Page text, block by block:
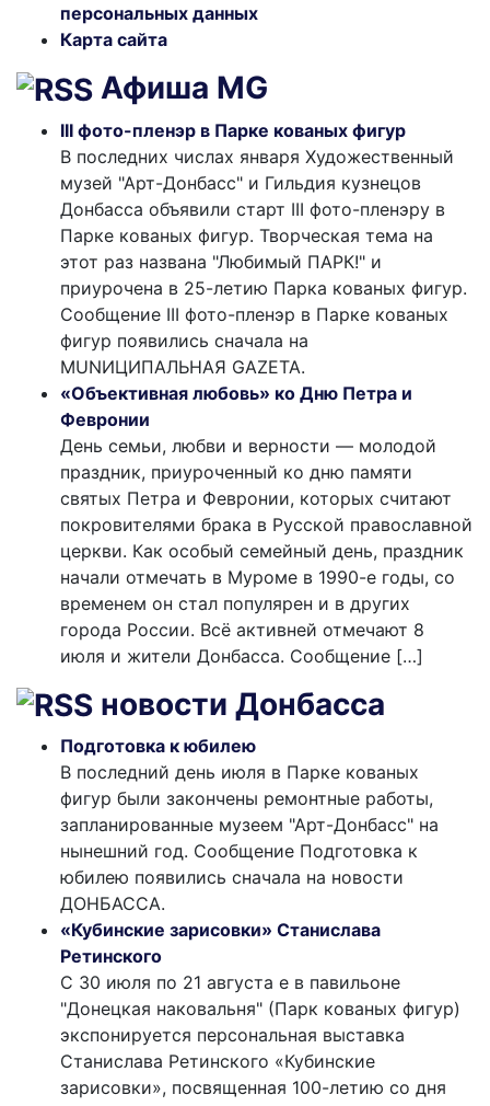
персональных данных
Карта сайта
Афиша MG
III фото-пленэр в Парке кованых фигур
В последних числах января Художественный
музей "Арт-Донбасс" и Гильдия кузнецов
Донбасса объявили старт III фото-пленэру в
Парке кованых фигур. Творческая тема на
этот раз названа "Любимый ПАРК!" и
приурочена в 25-летию Парка кованых фигур.
Сообщение III фото-пленэр в Парке кованых
фигур появились сначала на
MUNИЦИПАЛЬНАЯ GAZЕТА.
«Объективная любовь» ко Дню Петра и
Февронии
День семьи, любви и верности — молодой
праздник, приуроченный ко дню памяти
святых Петра и Февронии, которых считают
покровителями брака в Русской православной
церкви. Как особый семейный день, праздник
начали отмечать в Муроме в 1990-е годы, со
временем он стал популярен и в других
города России. Всё активней отмечают 8
июля и жители Донбасса. Сообщение […]
новости Донбасса
Подготовка к юбилею
В последний день июля в Парке кованых
фигур были закончены ремонтные работы,
запланированные музеем "Арт-Донбасс" на
нынешний год. Сообщение Подготовка к
юбилею появились сначала на новости
ДОНБАССА.
«Кубинские зарисовки» Станислава
Ретинского
С 30 июля по 21 августа е в павильоне
"Донецкая наковальня" (Парк кованых фигур)
экспонируется персональная выставка
Станислава Ретинского «Кубинские
зарисовки», посвященная 100-летию со дня